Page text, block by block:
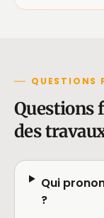
QUESTIONS
Questions
des
Qui
?